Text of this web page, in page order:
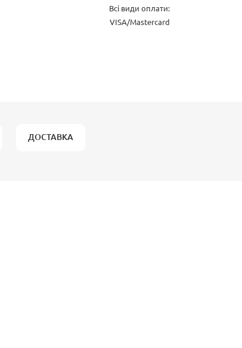
Всі види оплати:
VISA/Mastercard
ДОСТАВКА